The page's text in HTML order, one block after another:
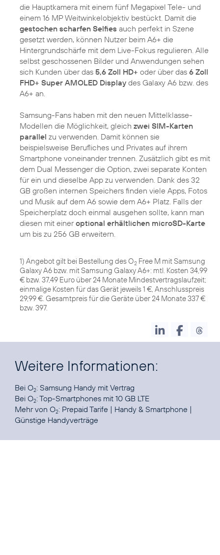
die Hauptkamera mit einem fünf Megapixel Tele- und
einem 16 MP Weitwinkelobjektiv bestückt. Damit die
gestochen scharfen Selfies auch perfekt in Szene
gesetzt werden, können Nutzer beim A6+ die
Hintergrundschärfe mit dem Live-Fokus regulieren. Alle
selbst geschossenen Bilder und Anwendungen sehen
sich Kunden über das 5,6 Zoll HD+ oder über das 6 Zoll
FHD+ Super AMOLED Display des Galaxy A6 bzw. des
A6+ an.
Samsung-Fans haben mit den neuen Mittelklasse-
Modellen die Möglichkeit, gleich zwei SIM-Karten
parallel zu verwenden. Damit können sie
beispielsweise Berufliches und Privates auf ihrem
Smartphone voneinander trennen. Zusätzlich gibt es mit
dem Dual Messenger die Option, zwei separate Konten
für ein und dieselbe App zu verwenden. Dank des 32
GB großen internen Speichers finden viele Apps, Fotos
und Musik auf dem A6 sowie dem A6+ Platz. Falls der
Speicherplatz doch einmal ausgehen sollte, kann man
diesen mit eineroptional erhältlichen microSD-Karte
um bis zu 256 GB erweitern.
1) Angebot gilt bei Bestellung des O2 Free M mit Samsung
Galaxy A6 bzw. mit Samsung Galaxy A6+: mtl. Kosten 34,99
€ bzw. 37,49 Euro über 24 Monate Mindestvertragslaufzeit;
einmalige Kosten für das Gerät jeweils 1 €, Anschlusspreis
29,99 €. Gesamtpreis für die Geräte über 24 Monate 337 €
bzw. 397.
Weitere Informationen:
Bei O2: Samsung Handy mit Vertrag
Bei O2:Top-Smartphones mit 10 GB LTE
Mehr von O2: Prepaid Tarife | Handy & Smartphone |
Günstige Handyverträge